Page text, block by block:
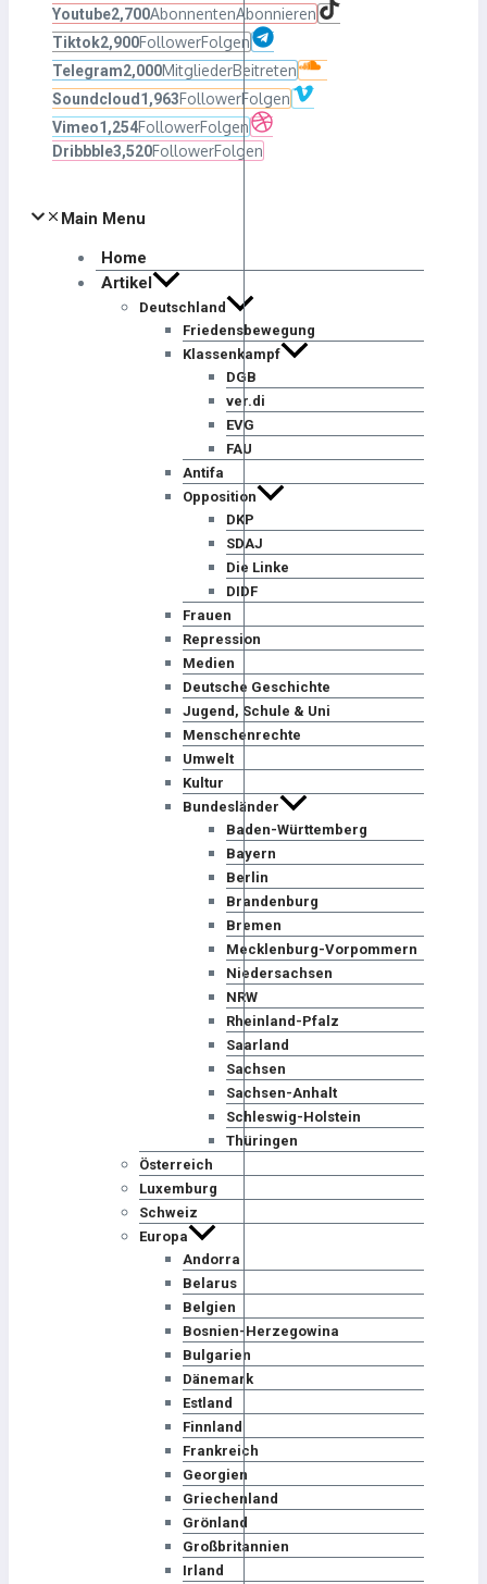
Youtube2,700AbonnentenAbonnieren
Tiktok2,900FollowerFolgen
Telegram2,000MitgliederBeitreten
Soundcloud 1,963FollowerFolgen
Vimeo1,254FollowerFolgen
Dribbble3,520FollowerFolgen
Main Menu
Home
Artikel
Deutschland
Friedensbewegung
Klassenkampf
DGB
ver.di
EVG
FAU
Antifa
Opposition
DKP
SDAJ
Die Linke
DIDF
Frauen
Repression
Medien
Deutsche Geschichte
Jugend, Schule & Uni
Menschenrechte
Umwelt
Kultur
Bundesländer
Baden-Württemberg
Bayern
Berlin
Brandenburg
Bremen
Mecklenburg-Vorpommern
Niedersachsen
NRW
Rheinland-Pfalz
Saarland
Sachsen
Sachsen-Anhalt
Schleswig-Holstein
Thüringen
Österreich
Luxemburg
Schweiz
Europa
Andorra
Belarus
Belgien
Bosnien-Herzegowina
Bulgarien
Dänemark
Estland
Finnland
Frankreich
Georgien
Griechenland
Grönland
Großbritannien
Irland